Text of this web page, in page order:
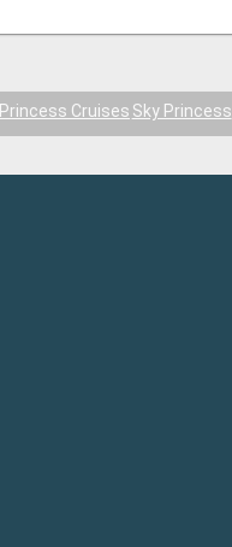
Princess Cruises Sky Princess